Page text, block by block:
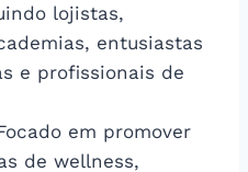
lojistas,
entusiastas
e profissionais de
em promover
de wellness,